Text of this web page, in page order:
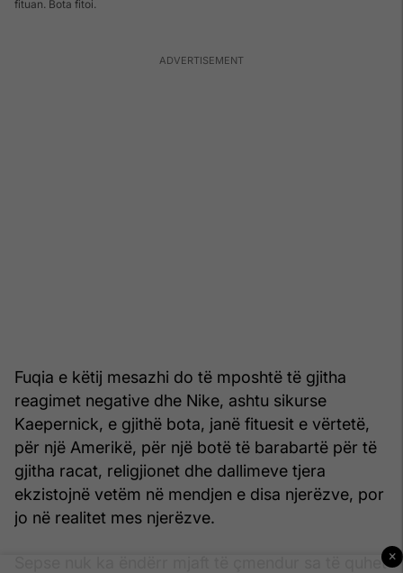
fituan. Bota fitoi.
Fuqia e këtij mesazhi do të mposhtë të gjitha
reagimet negative dhe Nike, ashtu sikurse
Kaepernick, e gjithë bota, janë fituesit e vërtetë,
për një Amerikë, për një botë të barabartë për të
gjitha racat, religjionet dhe dallimeve tjera
ekzistojnë vetëm në mendjen e disa njerëzve, por
jo në realitet mes njerëzve.
Sepse nuk ka ëndërr mjaft të çmendur sa të quhet×